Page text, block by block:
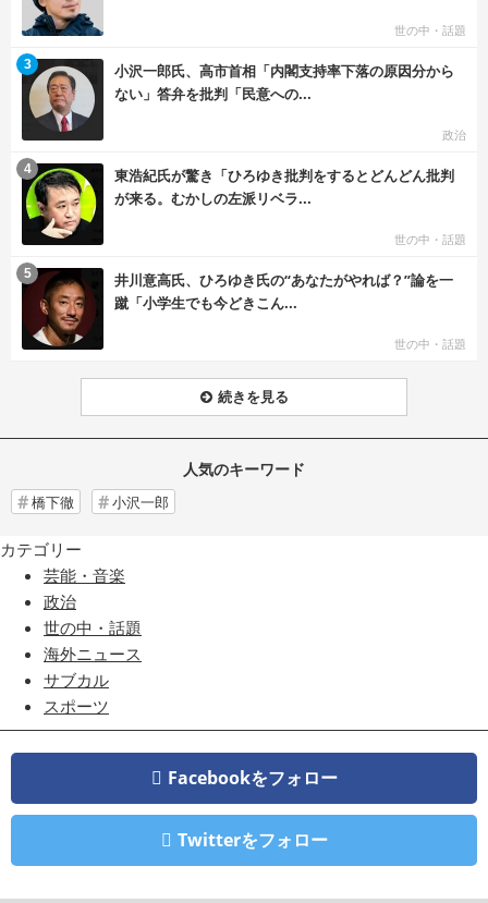
世の中・話題
小沢一郎氏、高市首相「内閣支持率下落の原因分から
ない」答弁を批判「民意への...
政治
3
東浩紀氏が驚き「ひろゆき批判をするとどんどん批判
が来る。むかしの左派リベラ...
世の中・話題
4
井川意高氏、ひろゆき氏の“あなたがやれば？”論を一
蹴「小学生でも今どきこん...
世の中・話題
5
続きを見る
人気のキーワード
橋下徹 小沢一郎
カテゴリー
芸能・音楽
政治
世の中・話題
海外ニュース
サブカル
スポーツ
Facebookをフォロー
Twitterをフォロー